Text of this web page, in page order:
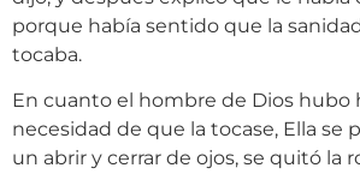
porque había sentido que la
tocaba.
En cuanto el hombre de Dios hubo
necesidad de que la tocase, Ella se
un abrir y cerrar de ojos, se quitó la